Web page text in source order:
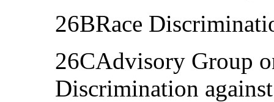
26BRace
26CAdvisory Group
Discrimination